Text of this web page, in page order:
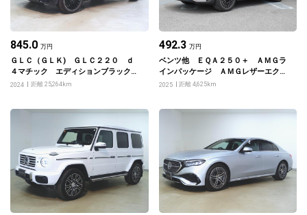
845.0 万円
ＧＬＣ（ＧＬＫ) ＧＬＣ２２０ ｄ
４マチック エディションブラックス
ター
2024 距離 25,264km
492.3 万円
ベンツ他 ＥＱＡ２５０＋ ＡＭＧラ
インパッケージ ＡＭＧレザーエクス
クルーシブパッケージ
2025 距離 4,625km